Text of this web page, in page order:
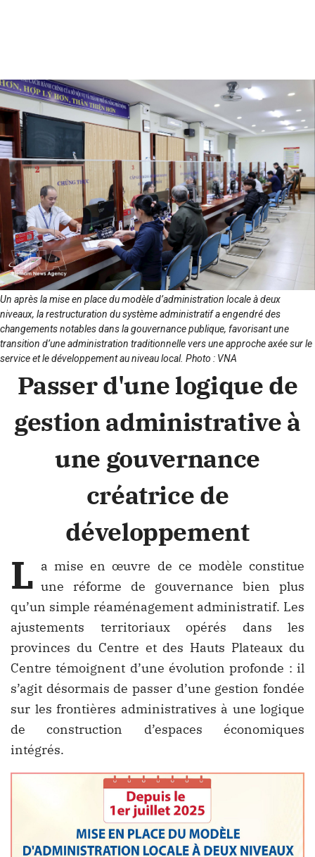
Un après la mise en place du modèle d’administration locale à deux
niveaux, la restructuration du système administratif a engendré des
changements notables dans la gouvernance publique, favorisant une
transition d’une administration traditionnelle vers une approche axée sur le
service et le développement au niveau local. Photo : VNA
Passer d'une logique de
gestion administrative à
une gouvernance
créatrice de
développement
L a mise en œuvre de ce modèle constitue
une réforme de gouvernance bien plus
qu’un simple réaménagement administratif. Les
ajustements territoriaux opérés dans les
provinces du Centre et des Hauts Plateaux du
Centre témoignent d’une évolution profonde : il
s’agit désormais de passer d’une gestion fondée
sur les frontières administratives à une logique
de construction d’espaces économiques
intégrés.